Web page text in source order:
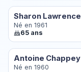
Sharon Lawrence
Né en 1961
65 ans
Antoine Chappey
Né en 1960